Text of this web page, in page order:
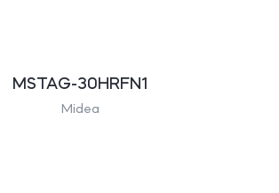
MSTAG-30HRFN1
Midea